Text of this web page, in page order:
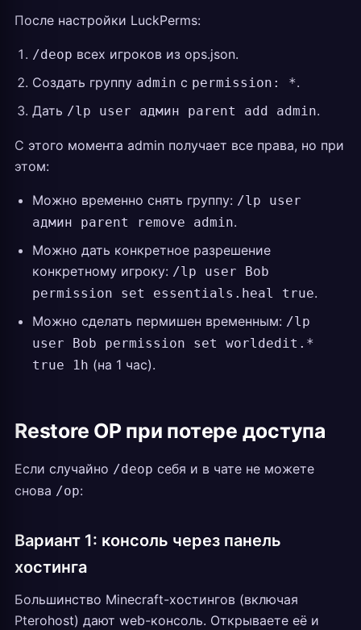
После настройки LuckPerms:
/deop всех игроков из ops.json.
Создать группу admin с permission: *.
Дать /lp user админ parent add admin.
С этого момента admin получает все права, но при
этом:
Можно временно снять группу: /lp user
админ parent remove admin.
Можно дать конкретное разрешение
конкретному игроку: /lp user Bob
permission set essentials.heal true.
Можно сделать пермишен временным: /lp
user Bob permission set worldedit.*
true 1h (на 1 час).
Restore OP при потере доступа
Если случайно /deop себя и в чате не можете
снова /op:
Вариант 1: консоль через панель
хостинга
Большинство Minecraft-хостингов (включая
Pterohost) дают web-консоль. Открываете её и